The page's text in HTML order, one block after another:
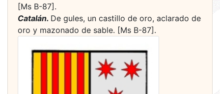
[Ms B-87].
Catalán. De gules, un castillo de oro, aclarado de
oro y mazonado de sable. [Ms B-87].